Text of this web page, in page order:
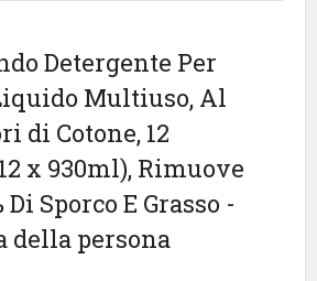
Detergente Per
Multiuso, Al
di Cotone, 12
x 930ml), Rimuove
Sporco E Grasso -
della persona